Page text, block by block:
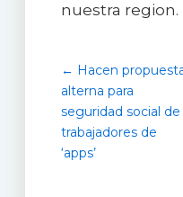
nuestra region.
← Hacen
alterna para
seguridad social de
trabajadores de
‘apps’